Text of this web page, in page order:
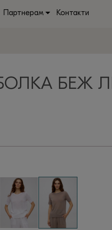
Партнерам Контакти
БЕЖ